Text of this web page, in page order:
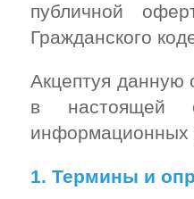
публичной
Гражданского
Акцептуя данную
в настоящей
информационных
1. Термины и